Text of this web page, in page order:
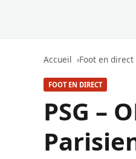
Accueil Foot en direct
FOOT EN DIRECT
PSG –